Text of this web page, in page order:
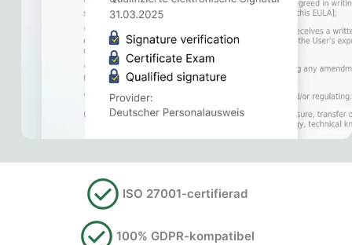
ISO 27001-certifierad
100% GDPR-kompatibel